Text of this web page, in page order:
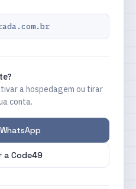
a hospedagem ou tirar
conta.
a Code49